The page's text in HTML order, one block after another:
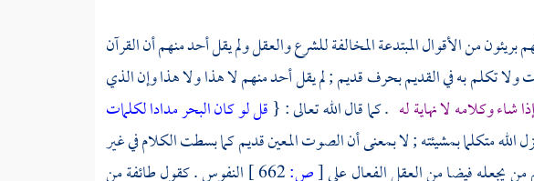
من الأقوال المبتدعة المخالفة للشرع والعقل ولم يقل أحد منهم أن القرآن
تكلم به في القديم بحرف قديم ; لم يقل أحد منهم لا هذا ولا هذا وإن الذي
شاء وكلامه لا نهاية له . كما قال الله تعالى : {قل لو كان البحر مدادا لكلمات
الله متكلما بمشيئته ; لا بمعنى أن الصوت المعين قديم كما بسطت الكلام في غير